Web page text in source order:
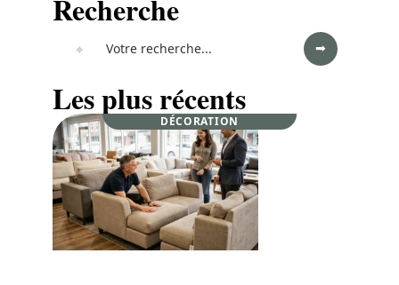
Recherche
Les plus récents
DÉCORATION